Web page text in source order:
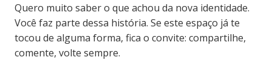
Quero muito saber o que achou da nova identidade.
Você faz parte dessa história. Se este espaço já te
tocou de alguma forma, fica o convite: compartilhe,
comente, volte sempre.